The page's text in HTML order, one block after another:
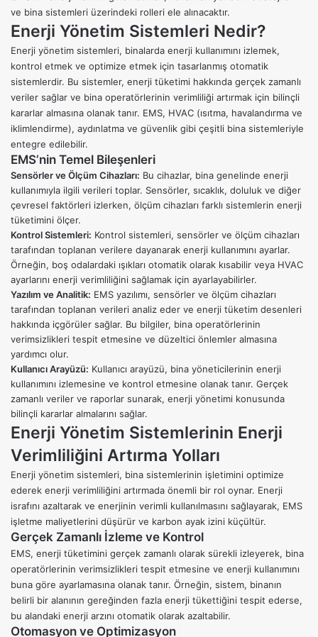
ve bina sistemleri üzerindeki rolleri ele alınacaktır.
Enerji Yönetim Sistemleri Nedir?
Enerji yönetim sistemleri, binalarda enerji kullanımını izlemek,
kontrol etmek ve optimize etmek için tasarlanmış otomatik
sistemlerdir. Bu sistemler, enerji tüketimi hakkında gerçek zamanlı
veriler sağlar ve bina operatörlerinin verimliliği artırmak için bilinçli
kararlar almasına olanak tanır. EMS, HVAC (ısıtma, havalandırma ve
iklimlendirme), aydınlatma ve güvenlik gibi çeşitli bina sistemleriyle
entegre edilebilir.
EMS’nin Temel Bileşenleri
Sensörler ve Ölçüm Cihazları: Bu cihazlar, bina genelinde enerji
kullanımıyla ilgili verileri toplar. Sensörler, sıcaklık, doluluk ve diğer
çevresel faktörleri izlerken, ölçüm cihazları farklı sistemlerin enerji
tüketimini ölçer.
Kontrol Sistemleri: Kontrol sistemleri, sensörler ve ölçüm cihazları
tarafından toplanan verilere dayanarak enerji kullanımını ayarlar.
Örneğin, boş odalardaki ışıkları otomatik olarak kısabilir veya HVAC
ayarlarını enerji verimliliğini sağlamak için ayarlayabilirler.
Yazılım ve Analitik: EMS yazılımı, sensörler ve ölçüm cihazları
tarafından toplanan verileri analiz eder ve enerji tüketim desenleri
hakkında içgörüler sağlar. Bu bilgiler, bina operatörlerinin
verimsizlikleri tespit etmesine ve düzeltici önlemler almasına
yardımcı olur.
Kullanıcı Arayüzü: Kullanıcı arayüzü, bina yöneticilerinin enerji
kullanımını izlemesine ve kontrol etmesine olanak tanır. Gerçek
zamanlı veriler ve raporlar sunarak, enerji yönetimi konusunda
bilinçli kararlar almalarını sağlar.
Enerji Yönetim Sistemlerinin Enerji
Verimliliğini Artırma Yolları
Enerji yönetim sistemleri, bina sistemlerinin işletimini optimize
ederek enerji verimliliğini artırmada önemli bir rol oynar. Enerji
israfını azaltarak ve enerjinin verimli kullanılmasını sağlayarak, EMS
işletme maliyetlerini düşürür ve karbon ayak izini küçültür.
Gerçek Zamanlı İzleme ve Kontrol
EMS, enerji tüketimini gerçek zamanlı olarak sürekli izleyerek, bina
operatörlerinin verimsizlikleri tespit etmesine ve enerji kullanımını
buna göre ayarlamasına olanak tanır. Örneğin, sistem, binanın
belirli bir alanının gereğinden fazla enerji tükettiğini tespit ederse,
bu alandaki enerji arzını otomatik olarak azaltabilir.
Otomasyon ve Optimizasyon